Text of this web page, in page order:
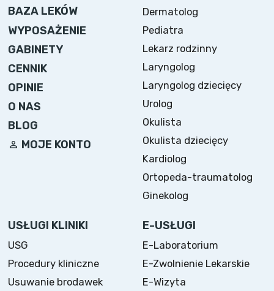
BAZA LEKÓW
WYPOSAŻENIE
GABINETY
CENNIK
OPINIE
O NAS
BLOG
MOJE KONTO
Dermatolog
Pediatra
Lekarz rodzinny
Laryngolog
Laryngolog dziecięcy
Urolog
Okulista
Okulista dziecięcy
Kardiolog
Ortopeda-traumatolog
Ginekolog
USŁUGI KLINIKI
USG
Procedury kliniczne
Usuwanie brodawek
E-USŁUGI
E-Laboratorium
E-Zwolnienie Lekarskie
E-Wizyta